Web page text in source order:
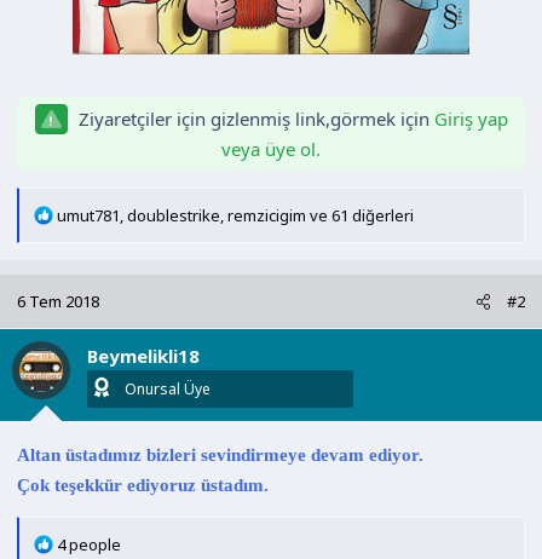
Ziyaretçiler için gizlenmiş link,görmek için Giriş yap
veya üye ol.
T
i
l
e
r
umut781,doublestrike,remzicigim ve 61 diğerleri
6 Tem 2018 #2
Beymelikli18
Onursal Üye
Altan üstadımız bizleri sevindirmeye devam ediyor.
Çok teşekkür ediyoruz üstadım.
T
4 people